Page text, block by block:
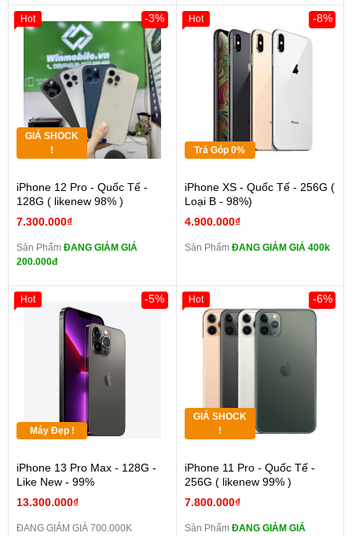
GIÁ SHOCK
!
iPhone 12 Pro - Quốc Tế -
128G ( likenew 98% )
7.300.000₫
-3%
Sản Phẩm ĐANG GIẢM GIÁ
200.000đ
Hot
Trả Góp 0%
iPhone XS - Quốc Tế - 256G (
Loại B - 98%)
4.900.000₫
-8%
Sản Phẩm ĐANG GIẢM GIÁ 400k
Hot
Máy Đẹp !
iPhone 13 Pro Max - 128G -
Like New - 99%
13.300.000₫
-5%
ĐANG GIẢM GIÁ 700.000K
Hot
GIÁ SHOCK
!
iPhone 11 Pro - Quốc Tế -
256G ( likenew 99% )
7.800.000₫
-6%
Sản Phẩm ĐANG GIẢM GIÁ
Hot